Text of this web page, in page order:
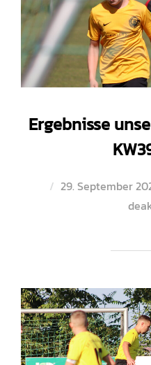
Ergebnisse
Veröffentlicht
29. September